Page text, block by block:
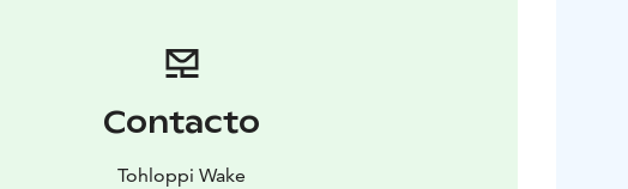
Contacto
Tohloppi Wake